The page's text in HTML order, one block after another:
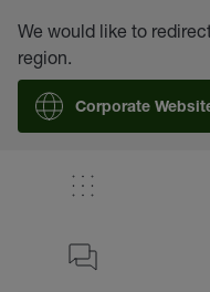
We would like to
region.
Corporate